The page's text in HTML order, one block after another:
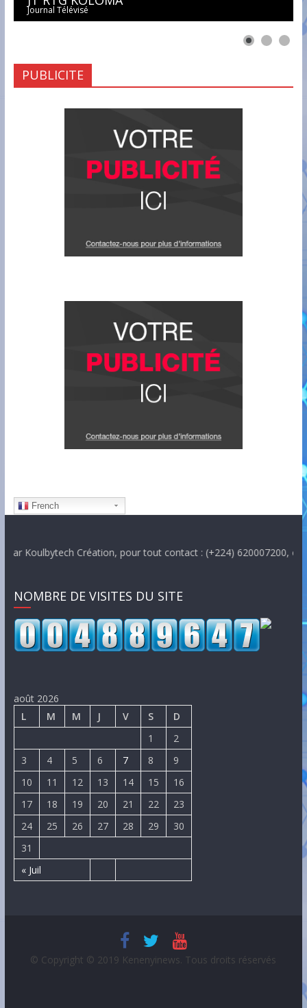
Journal Télévisé
PUBLICITE
French
Création, pour tout contact : (+224) 620007200, email :
NOMBRE DE VISITES DU SITE
août 2026
L
M M J V S D
« Juil
1
2
3
4 5 6 7 8
9
10
11 12 13 14 15
16
17
18 19 20 21 22
23
24
25 26 27 28 29
30
31
© Copyright © 2019 Kenenyinews. Tous droits réservés